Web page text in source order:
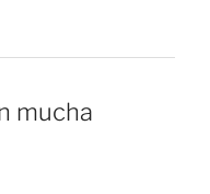
mucha